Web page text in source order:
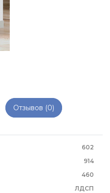
Отзывов (0)
602
914
460
ЛДСП